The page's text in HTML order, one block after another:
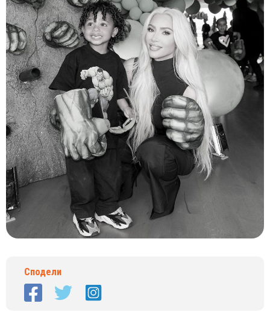
Сподели